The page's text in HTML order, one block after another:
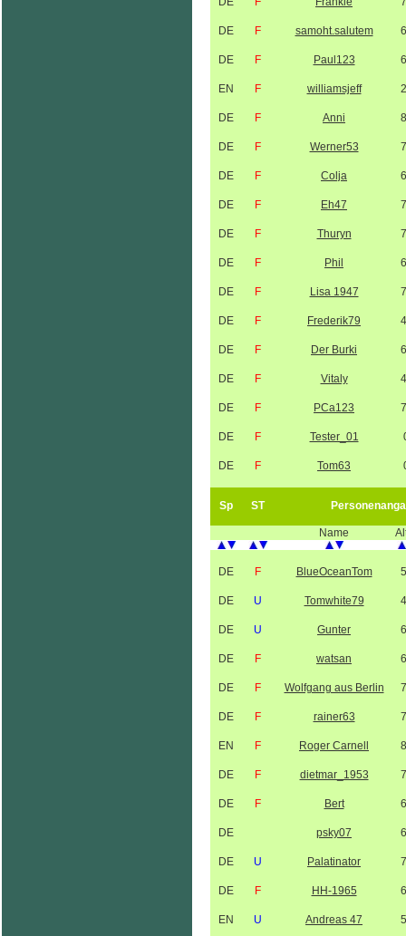
DE F samoht.salutem
DE F Paul123
EN F williamsjeff
DE F Anni
DE F Werner53
DE F Colja
DE F Eh47
DE F Thuryn
DE F Phil
DE F Lisa 1947
DE F Frederik79
DE F Der Burki
DE F Vitaly
DE F PCa123
DE F Tester_01
DE F Tom63
Sp ST
Name
DE F BlueOceanTom
DE U Tomwhite79
DE U Gunter
DE F watsan
DE F Wolfgang aus Berlin
DE F rainer63
EN F Roger Carnell
DE F dietmar_1953
DE F Bert
DE psky07
DE U Palatinator
DE F HH-1965
EN U Andreas 47